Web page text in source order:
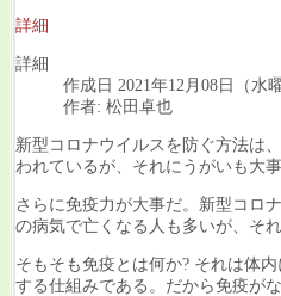
詳細
詳細
作成日 2021年12月08日（水
作者: 松田卓也
新型コロナウイルスを防ぐ方法は
われているが、それにうがいも大事
さらに免疫力が大事だ。新型コロ
の病気で亡くなる人も多いが、そ
そもそも免疫とは何か? それは体
する仕組みである。だから免疫が